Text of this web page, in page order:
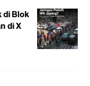
di Blok
di X